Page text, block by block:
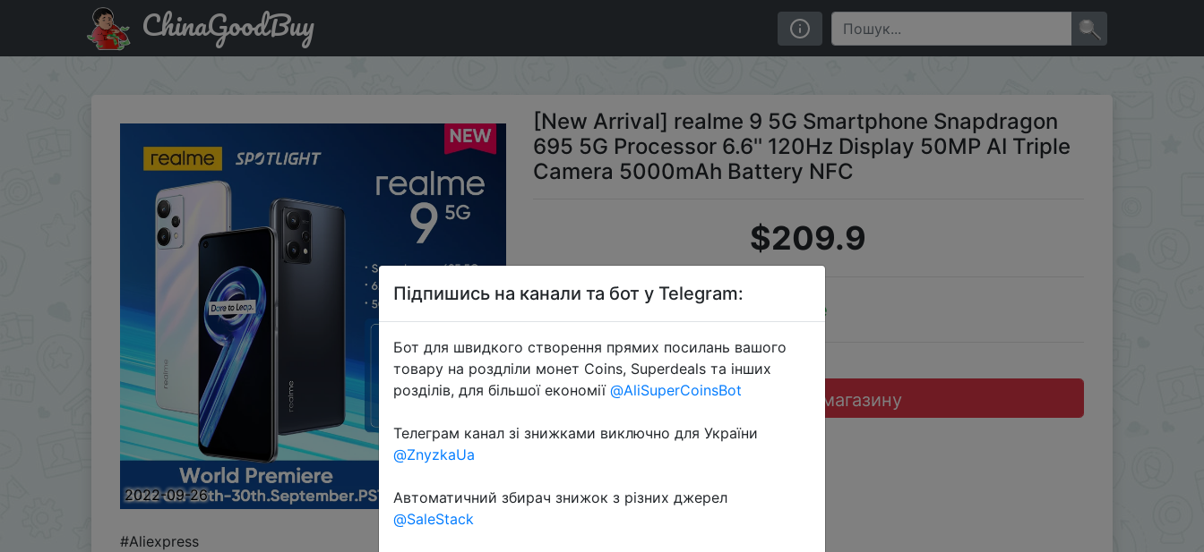
Акція на [New Arrival] realme 9 5G Smartphone Snapdragon 695 5G Processor 6.6'' 120Hz Display 50MP AI Triple Camera 5000mAh Battery NFC
ChinaGoodBuy
2022-09-26
[New Arrival] realme 9 5G Smartphone Snapdragon
695 5G Processor 6.6'' 120Hz Display 50MP AI Triple
Camera 5000mAh Battery NFC
$209.9
Sale
Перейти до магазину
#Aliexpress
Підпишись на канали та бот у Telegram:
Бот для швидкого створення прямих посилань вашого
товару на роздліли монет Coins, Superdeals та інших
розділів, для більшої економії @AliSuperCoinsBot
Телеграм канал зі знижками виключно для України
@ZnyzkaUa
Автоматичний збирач знижок з різних джерел
@SaleStack